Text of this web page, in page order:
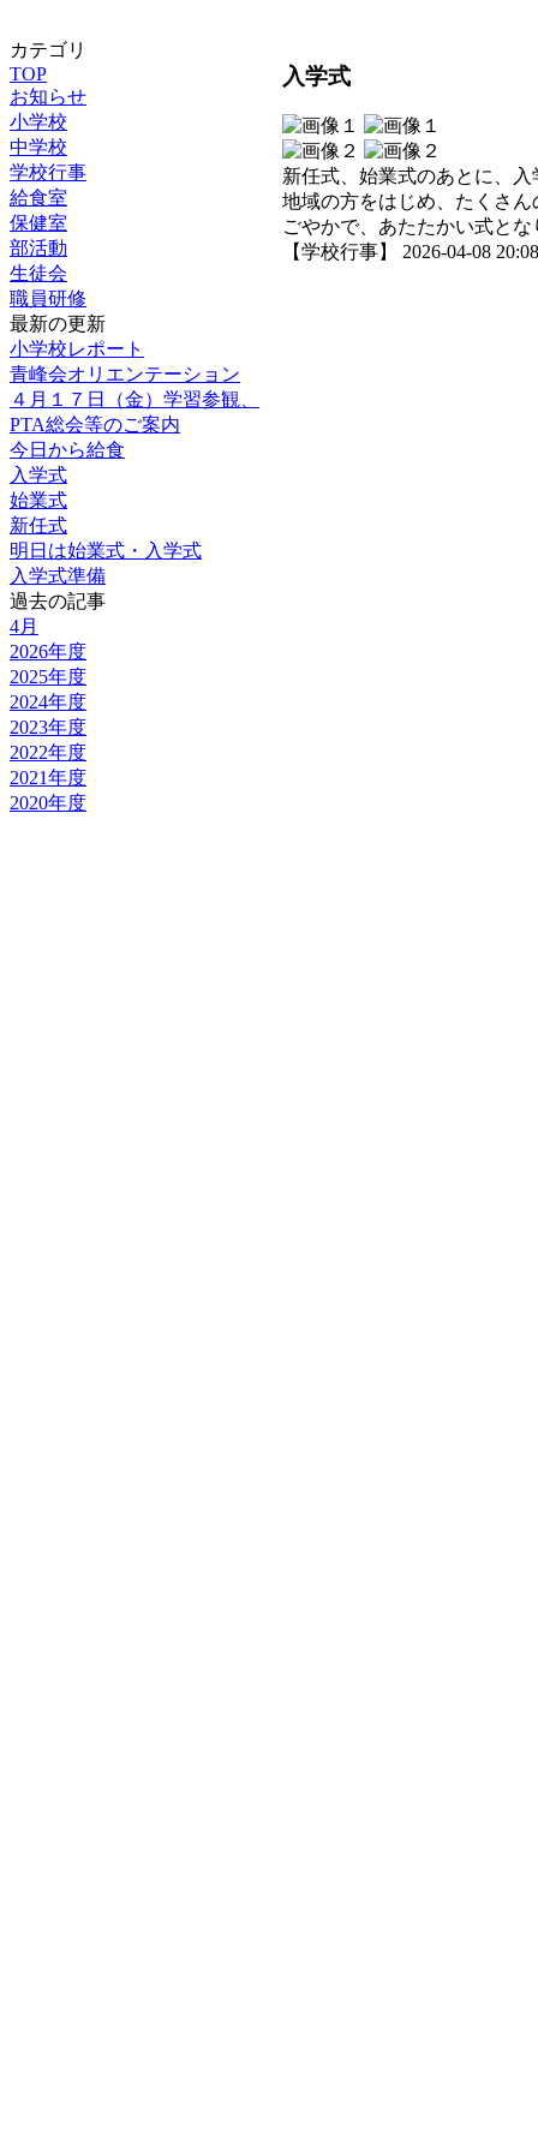
カテゴリ
TOP
お知らせ
小学校
中学校
学校行事
給食室
保健室
部活動
生徒会
職員研修
最新の更新
小学校レポート
青峰会オリエンテーション
４月１７日（金）学習参観、
PTA総会等のご案内
今日から給食
入学式
始業式
新任式
明日は始業式・入学式
入学式準備
過去の記事
4月
2026年度
2025年度
2024年度
2023年度
2022年度
2021年度
2020年度
入学式
新任式、始業式のあとに、
地域の方をはじめ、たくさ
ごやかで、あたたかい式とな
【学校行事】 2026-04-08